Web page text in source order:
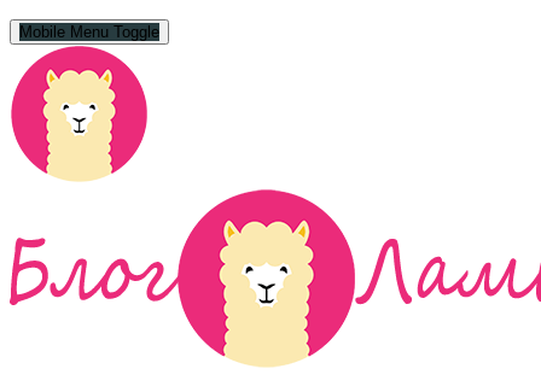
Mobile Menu Toggle